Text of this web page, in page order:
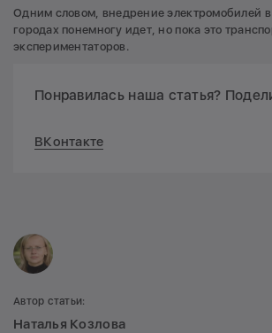
Одним словом, внедрение электромобилей
городах понемногу идет, но пока это
экспериментаторов.
Понравилась наша статья?
ВКонтакте
Автор статьи:
Наталья Козлова